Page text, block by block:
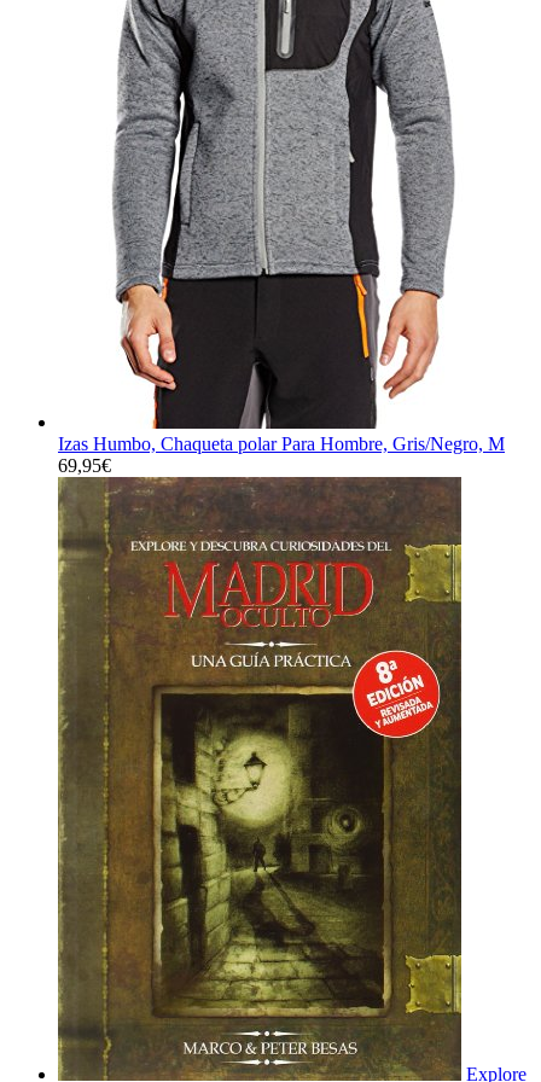
Izas Humbo, Chaqueta polar Para Hombre, Gris/Negro, M
69,95€
Explore